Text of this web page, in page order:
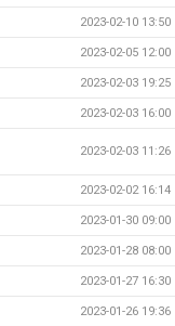
2023-02-10 13:50
2023-02-05 12:00
2023-02-03 19:25
2023-02-03 16:00
2023-02-03 11:26
2023-02-02 16:14
2023-01-30 09:00
2023-01-28 08:00
2023-01-27 16:30
2023-01-26 19:36